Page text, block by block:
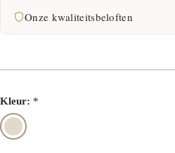
Onze kwaliteitsbeloften
Kleur: *